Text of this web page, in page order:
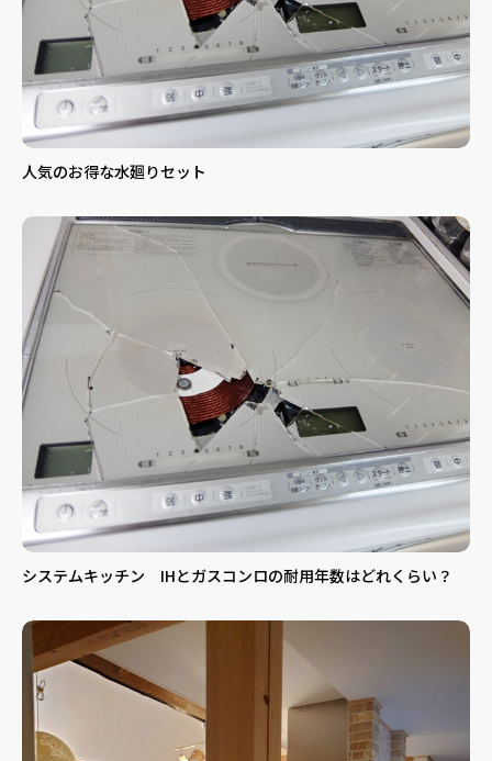
人気のお得な水廻りセット
システムキッチン IHとガスコンロの耐用年数はどれくらい？